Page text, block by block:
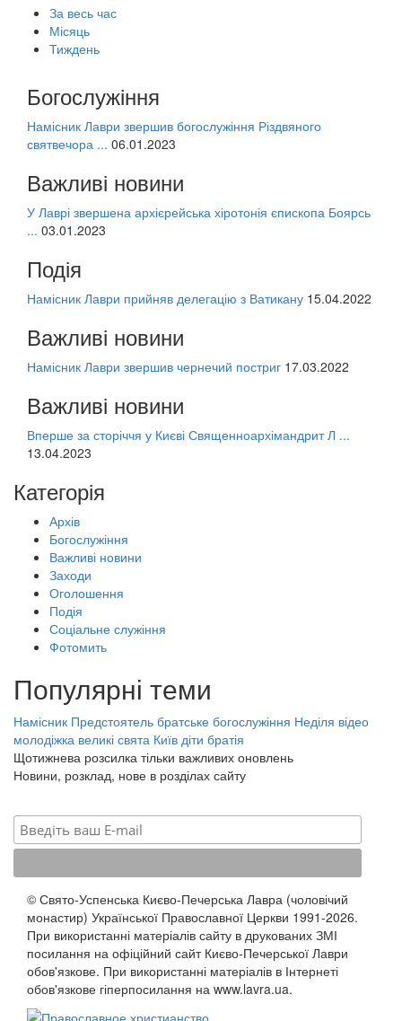
За весь час
Місяць
Тиждень
Богослужіння
Намісник Лаври звершив богослужіння Різдвяного
святвечора ... 06.01.2023
Важливі новини
У Лаврі звершена архієрейська хіротонія єпископа Боярсь
... 03.01.2023
Подія
Намісник Лаври прийняв делегацію з Ватикану 15.04.2022
Важливі новини
Намісник Лаври звершив чернечий постриг 17.03.2022
Важливі новини
Вперше за сторіччя у Києві Священноархімандрит Л ...
13.04.2023
Категорія
Архів
Богослужіння
Важливі новини
Заходи
Оголошення
Подія
Соціальне служіння
Фотомить
Популярні теми
Намісник Предстоятель братське богослужіння Неділя відео
молодіжка великі свята Київ діти братія
Щотижнева розсилка тільки важливих оновлень
Новини, розклад, нове в розділах сайту
© Свято-Успенська Києво-Печерська Лавра (чоловічий
монастир) Української Православної Церкви 1991-2026.
При використанні матеріалів сайту в друкованих ЗМІ
посилання на офіційний сайт Києво-Печерської Лаври
обов'язкове. При використанні матеріалів в Інтернеті
обов'язкове гіперпосилання на www.lavra.ua.